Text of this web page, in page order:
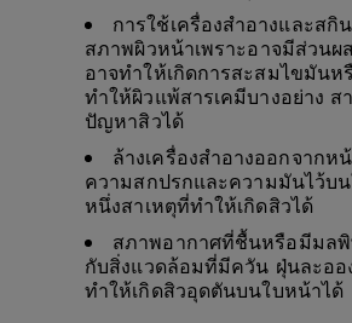
การใช้เครื่องสำอางและสกิ
สภาพผิวหน้าเพราะอาจมีส่วนผ
อาจทำให้เกิดการสะสมไขมันห
ทำให้ผิวแพ้สารเคมีบางอย่าง ส
ปัญหาสิวได้
ล้างเครื่องสำอางออกจากห
ความสกปรกและความมันไว้บ
หนึ่งสาเหตุที่ทำให้เกิดสิวได้
สภาพอากาศที่ชื้นหรือมีมล
กับสิ่งแวดล้อมที่มีควัน ฝุ่นละออ
ทำให้เกิดสิวอุดตันบนใบหน้าได้